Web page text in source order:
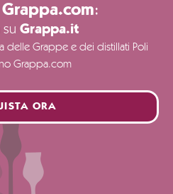
Grappa.com:
Grappa.it
delle Grappe e dei distillati Poli
Grappa.com
ORA